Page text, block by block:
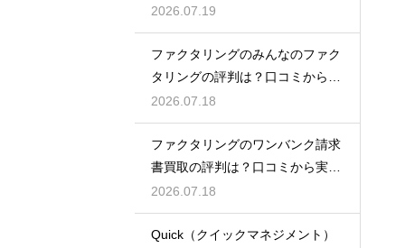
態を徹底解説
2026.07.19
ファクタリングのみんなのファク
タリングの評判は？口コミから実
態を徹底解説
2026.07.18
ファクタリングのワンバンク請求
書買取の評判は？口コミから実態
を徹底解説
2026.07.18
Quick（クイックマネジメント）